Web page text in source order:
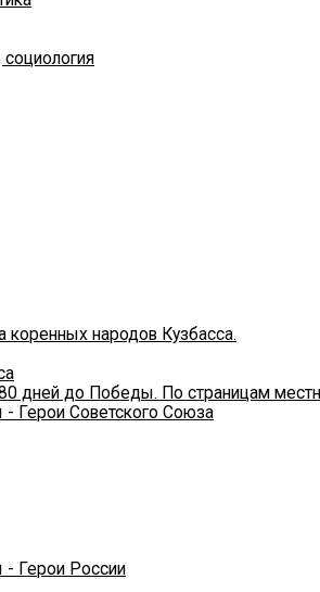
социология
коренных народов Кузбасса.
дней до Победы. По страницам
- Герои Советского Союза
- Герои России